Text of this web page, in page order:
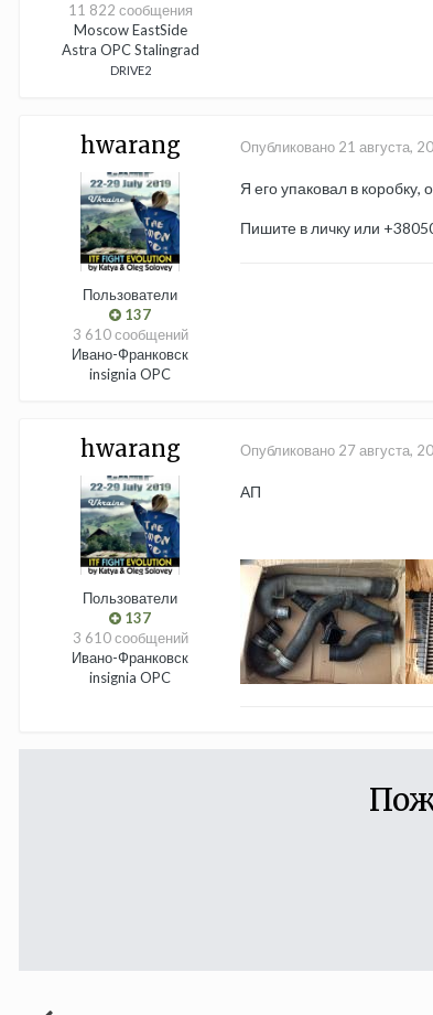
11 822 сообщения
Moscow EastSide
Astra OPC Stalingrad
DRIVE2
hwarang
Пользователи
137
3 610 сообщений
Ивано-Франковск
insignia OPC
Опубликовано 21 августа,
Я его упаковал в коробку,
Пишите в личку или
hwarang
Пользователи
137
3 610 сообщений
Ивано-Франковск
insignia OPC
Опубликовано 27 августа,
АП